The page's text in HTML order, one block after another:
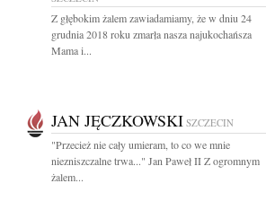
Z głębokim żalem zawiadamiamy, że w dniu 24
grudnia 2018 roku zmarła nasza najukochańsza
Mama i...
JAN JĘCZKOWSKI SZCZECIN
"Przecież nie cały umieram, to co we mnie
niezniszczalne trwa..." Jan Paweł II Z ogromnym
żalem...